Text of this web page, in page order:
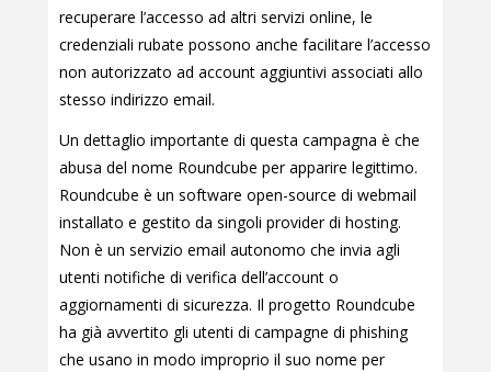
recuperare l’accesso ad altri servizi online, le
credenziali rubate possono anche facilitare l’accesso
non autorizzato ad account aggiuntivi associati allo
stesso indirizzo email.
Un dettaglio importante di questa campagna è che
abusa del nome Roundcube per apparire legittimo.
Roundcube è un software open-source di webmail
installato e gestito da singoli provider di hosting.
Non è un servizio email autonomo che invia agli
utenti notifiche di verifica dell’account o
aggiornamenti di sicurezza. Il progetto Roundcube
ha già avvertito gli utenti di campagne di phishing
che usano in modo improprio il suo nome per